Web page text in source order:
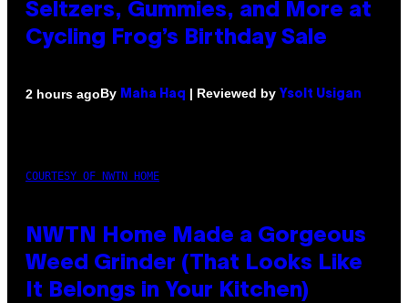
Seltzers, Gummies, and More at
Cycling Frog’s Birthday Sale
2 hours agoBy Maha Haq | Reviewed by Ysolt Usigan
COURTESY OF NWTN HOME
NWTN Home Made a Gorgeous
Weed Grinder (That Looks Like
It Belongs in Your Kitchen)